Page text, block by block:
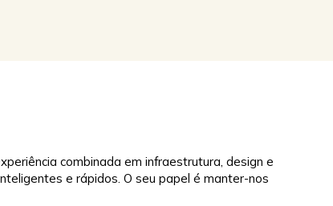
combinada em infraestrutura, design e
e rápidos. O seu papel é manter-nos